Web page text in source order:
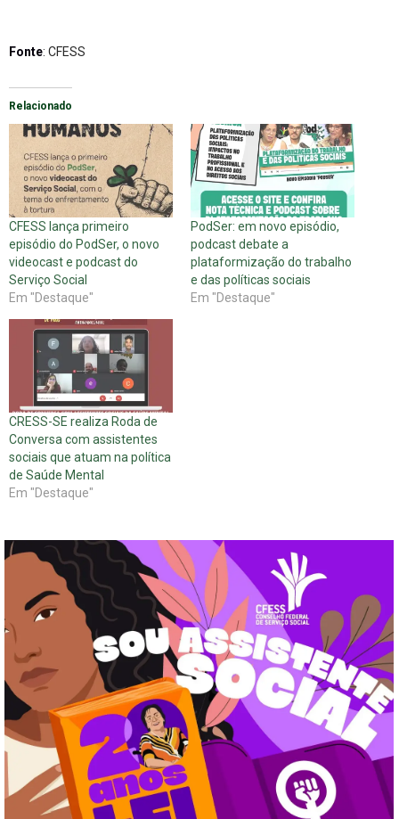
Fonte: CFESS
Relacionado
CFESS lança primeiro
episódio do PodSer, o novo
videocast e podcast do
Serviço Social
Em "Destaque"
PodSer: em novo episódio,
podcast debate a
plataformização do trabalho
e das políticas sociais
Em "Destaque"
CRESS-SE realiza Roda de
Conversa com assistentes
sociais que atuam na política
de Saúde Mental
Em "Destaque"